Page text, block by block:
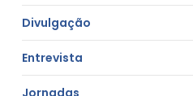
Divulgação
Entrevista
Jornadas